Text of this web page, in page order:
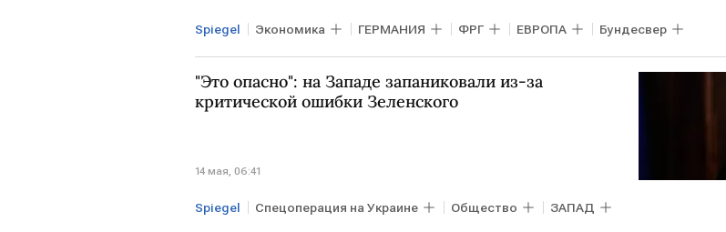
Spiegel Экономика ГЕРМАНИЯ ФРГ ЕВРОПА Бундесвер
"Это опасно": на Западе запаниковали из-за
критической ошибки Зеленского
14 мая, 06:41
Spiegel Спецоперация на Украине Общество ЗАПАД